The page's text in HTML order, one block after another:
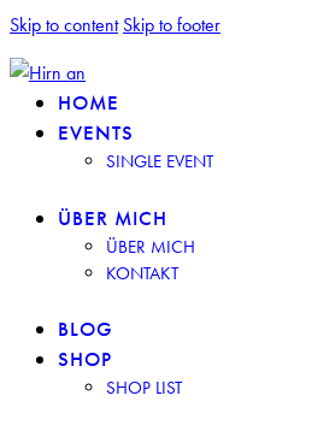
Skip to content Skip to footer
HOME
EVENTS
SINGLE EVENT
ÜBER MICH
ÜBER MICH
KONTAKT
BLOG
SHOP
SHOP LIST